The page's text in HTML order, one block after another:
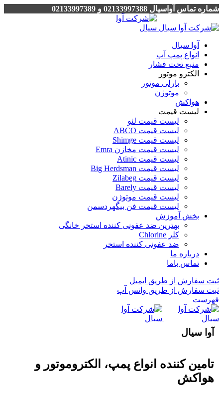
شماره تماس آواسیال 02133997388 و 02133997389
آوا سیال
انواع پمپ آب
منبع تحت فشار
الکترو موتور
بارلی موتور
موتوژن
هواکش
لیست قیمت
لیست قیمت لئو
لیست قیمت ABCO
لیست قیمت Shimge
لیست قیمت مخازن Emra
لیست قیمت Atinic
لیست قیمت Big Herdsman
لیست قیمت Zilabeg
لیست قیمت Barely
لیست قیمت موتوژن
لیست قیمت فن بیگهردسمن
بخش آموزش
بهترین ضد عفونی کننده استخر خانگی
کلر Chlorine
ضد عفونی کننده استخر
درباره ما
تماس باما
ثبت سفارش از طریق ایمیل
ثبت سفارش از طریق واتس آپ
فهرست
آوا سیال
تامین کننده انواع پمپ، الکتروموتور و
هواکش